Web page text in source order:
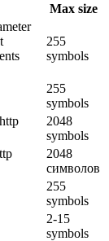
Max size
255
symbols
255
symbols
2048
symbols
2048
символов
255
symbols
2-15
symbols